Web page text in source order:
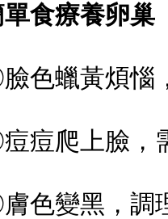
食療養卵巢
色蠟黃煩惱
痘爬上臉，
色變黑，調